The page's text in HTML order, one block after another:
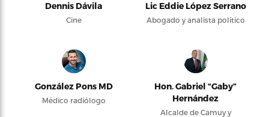
Dennis Dávila
Cine
Lic Eddie López Serrano
Abogado y analista político
González Pons MD
Médico radiólogo
Hon. Gabriel “Gaby”
Hernández
Alcalde de Camuy y